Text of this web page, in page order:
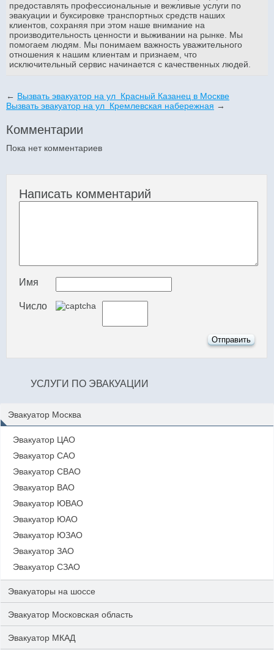
предоставлять профессиональные и вежливые услуги по
эвакуации и буксировке транспортных средств наших
клиентов, сохраняя при этом наше внимание на
производительность ценности и выживании на рынке. Мы
помогаем людям. Мы понимаем важность уважительного
отношения к нашим клиентам и признаем, что
исключительный сервис начинается с качественных людей.
← Вызвать эвакуатор на ул Красный Казанец в Москве
Вызвать эвакуатор на ул Кремлевская набережная →
Комментарии
Пока нет комментариев
Написать комментарий
Имя
Число
УСЛУГИ ПО ЭВАКУАЦИИ
Эвакуатор Москва
Эвакуатор ЦАО
Эвакуатор САО
Эвакуатор СВАО
Эвакуатор ВАО
Эвакуатор ЮВАО
Эвакуатор ЮАО
Эвакуатор ЮЗАО
Эвакуатор ЗАО
Эвакуатор СЗАО
Эвакуаторы на шоссе
Эвакуатор Московская область
Эвакуатор МКАД